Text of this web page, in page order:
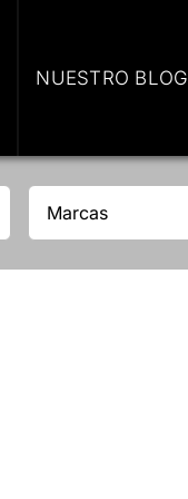
NUESTRO BLOG